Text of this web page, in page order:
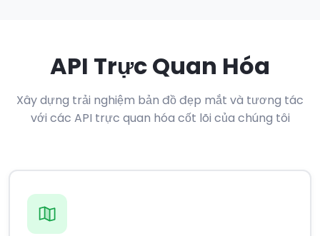
API Trực Quan Hóa
Xây dựng trải nghiệm bản đồ đẹp mắt và tương tác
với các API trực quan hóa cốt lõi của chúng tôi